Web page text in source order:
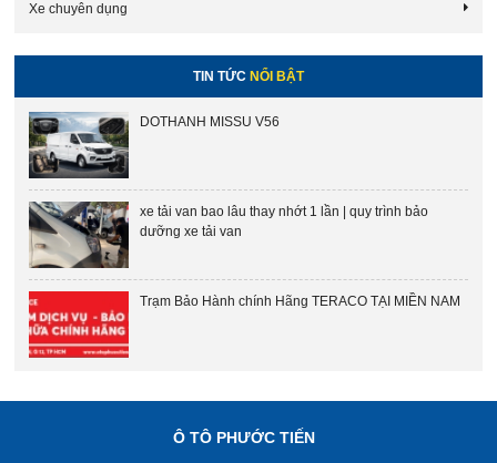
Xe chuyên dụng
TIN TỨC NỔI BẬT
DOTHANH MISSU V56
xe tải van bao lâu thay nhớt 1 lần | quy trình bảo
dưỡng xe tải van
Trạm Bảo Hành chính Hãng TERACO TẠI MIỀN NAM
Ô TÔ PHƯỚC TIẾN